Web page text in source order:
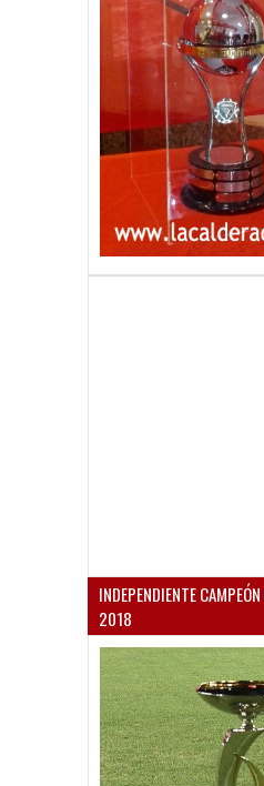
INDEPENDIENTE
2018